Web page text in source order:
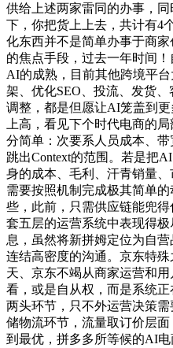
供给上述两家雷同的办事，
下，你把货上上去，共计有4
化东西并不是简单办事于商
的焦点手段，过去一年时间
AI的成熟，目前其他跨境平
架、优化SEO、投流、发货
调整，都是但愿让AI笼盖到
上高，看见下个时代电商的
分简单：次要系人员成本、
跳出Context的范围。若是把
身的成本、毛利、汗青销量
需要按照机制完成极其简单
些，此前，只需供应链能兜
套五层的运营系统中表现得
息，虽然将新拼姆定位为自
连结高密度的沟通。京东特
天、京东不竭从商家运营和
看，或是自从权，而是系统
两头环节，只不外运营决策
储物流环节，流量取订价层
到最优，拼多多所等候的AI